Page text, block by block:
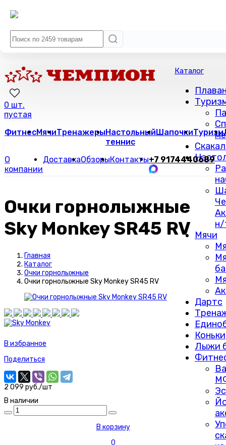
Каталог
Мячи
Дартс
Коньки
Лыжи
0 шт.
пустая
ФитнесМячиТренажерыНастольный
теннис
ШапочкиТуризм
О
компании
ДоставкаОбзорыКонтакты+7 9174440689
Очки горнолыжные
Sky Monkey SR45 RV
Главная
Каталог
Очки горнолыжные
Очки горнолыжные Sky Monkey SR45 RV
В избранное
Поделиться
2 099 руб./шт
В наличии
В корзину
0